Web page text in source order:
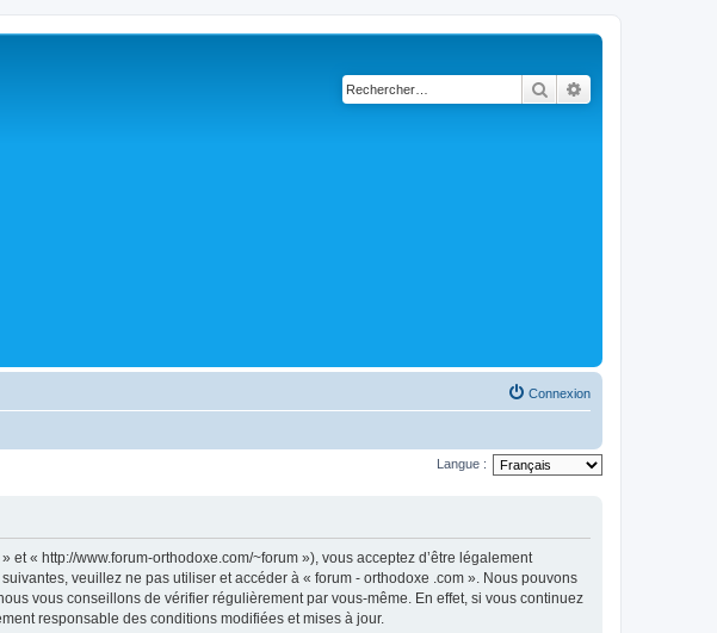
Rechercher
Connexion
Langue :
« http://www.forum-orthodoxe.com/~forum »), vous acceptez d’être légalement
veuillez ne pas utiliser et accéder à « forum - orthodoxe .com ». Nous pouvons
vous conseillons de vérifier régulièrement par vous-même. En effet, si vous continuez
responsable des conditions modifiées et mises à jour.